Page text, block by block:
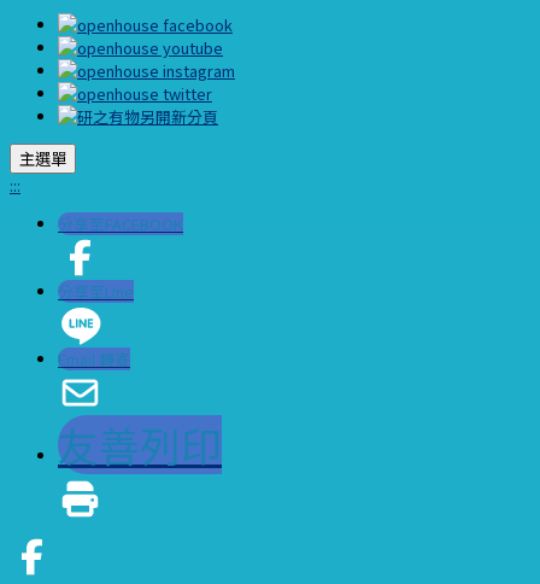
主選單
:::
分享至FACEBOOK
分享至LIne
Email 轉寄
友善列印